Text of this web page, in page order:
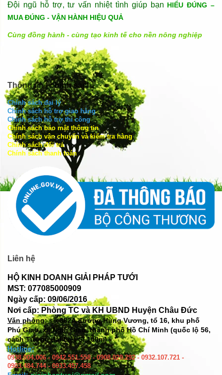
Đội ngũ hỗ trợ, tư vấn nhiệt tình giúp bạn HIỂU ĐÚNG –
MUA ĐÚNG - VẬN HÀNH HIỆU QUẢ
Cùng đồng hành - cùng tạo kinh tế cho nền nông nghiệp
Thông tin - chính sách
Chính sách đại lý
Chính sách hỗ trợ giao hàng
Chính sách hỗ trợ thi công
Chính sách bảo mật thông tin
Chính sách vận chuyển và kiểm tra hàng
Chính sách đổi trả
Chính sách thanh toán
Liên hệ
HỘ KINH DOANH GIẢI PHÁP TƯỚI
MST: 077085000909
Ngày cấp: 09/06/2016
Nơi cấp: Phòng TC và KH UBND Huyện Châu Đức
Văn phòng: số382A đường Hùng Vương, tổ 16, khu phố
Phú Giao, xã Ngãi Giao, thành phố Hồ Chí Minh (quốc lộ 56,
cách Tượng đài Liệt Sĩ 100m)
Hotline:
0938.004.006 - 0942.551.558 - 0908.029.292 - 0932.107.721 -
0903.484.744 - 0933.457.458